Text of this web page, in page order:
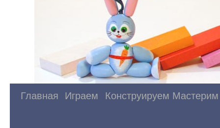
Главная Играем Конструируем Мастерим